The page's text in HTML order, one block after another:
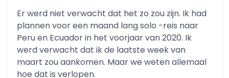
Er werd niet verwacht dat het zo zou zijn. Ik had
plannen voor een maand lang solo -reis naar
Peru en Ecuador in het voorjaar van 2020. Ik
werd verwacht dat ik de laatste week van
maart zou aankomen. Maar we weten allemaal
hoe dat is verlopen.